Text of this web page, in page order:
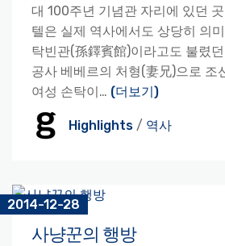
대 100주년 기념관 자리에 있던
텔은 실제 역사에서도 상당히 의
탁빈관(孫鐸賓館)이라고도 불렸
공사 베베르의 처형(妻兄)으로 조
여성 손탁이… (더보기)
Highlights / 역사
2014-12-28
사냥꾼의 행방